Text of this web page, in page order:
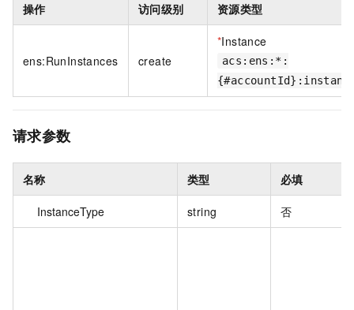
操作 访问级别 资源类型
ens:RunInstances create
*Instance
acs:ens:*:
请求参数
名称 类型 必填
InstanceType string 否